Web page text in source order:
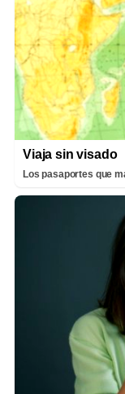
Viaja sin visado
Los pasaportes que